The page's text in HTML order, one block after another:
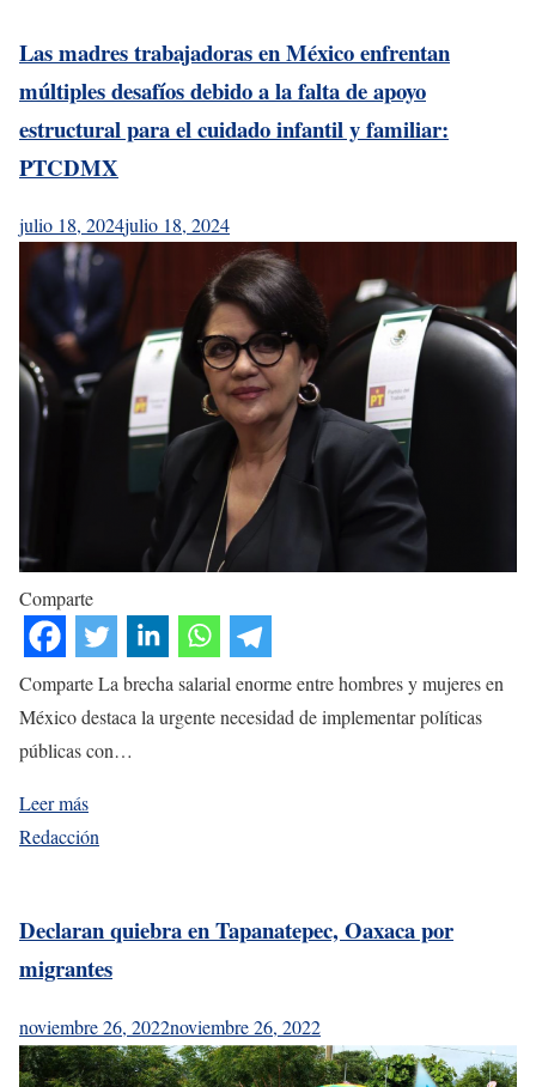
Las madres trabajadoras en México enfrentan
múltiples desafíos debido a la falta de apoyo
estructural para el cuidado infantil y familiar:
PTCDMX
julio 18, 2024julio 18, 2024
Comparte
Comparte La brecha salarial enorme entre hombres y mujeres en
México destaca la urgente necesidad de implementar políticas
públicas con…
Leer más
Redacción
Declaran quiebra en Tapanatepec, Oaxaca por
migrantes
noviembre 26, 2022noviembre 26, 2022